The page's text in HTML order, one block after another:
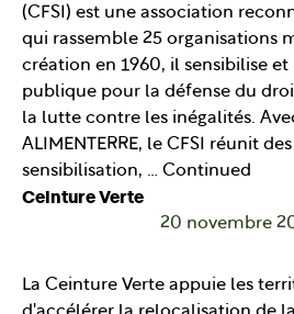
(CFSI) est une association
qui rassemble 25 organisations
création en 1960, il sensibilise et
publique pour la défense du
la lutte contre les inégalités.
ALIMENTERRE, le CFSI réunit
sensibilisation, … Continued
Ceinture Verte
20 novembre
La Ceinture Verte appuie les